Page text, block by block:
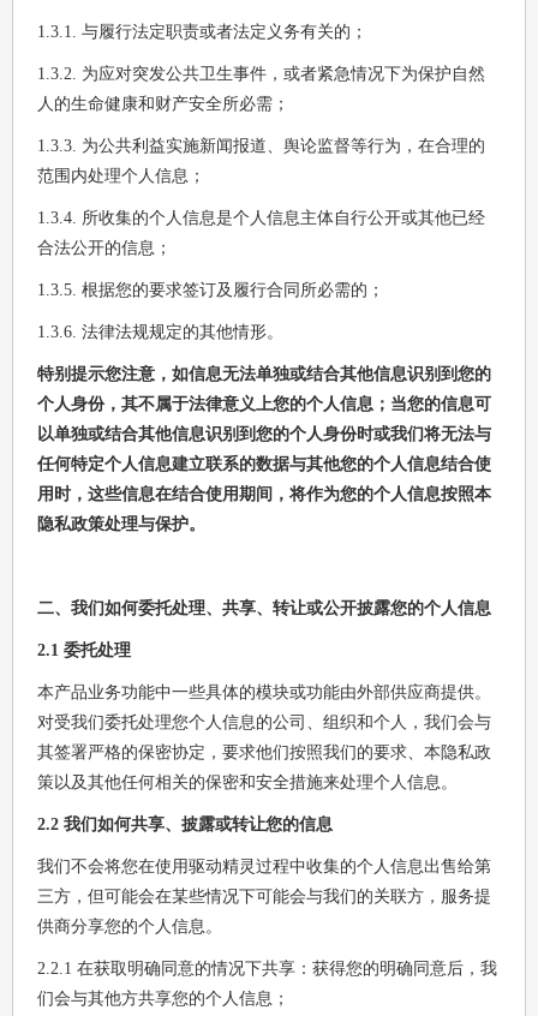
1.3.1. 与履行法定职责或者法定义务有关的；
1.3.2. 为应对突发公共卫生事件，或者紧急情况下为保护自然
人的生命健康和财产安全所必需；
1.3.3. 为公共利益实施新闻报道、舆论监督等行为，在合理的
范围内处理个人信息；
1.3.4. 所收集的个人信息是个人信息主体自行公开或其他已经
合法公开的信息；
1.3.5. 根据您的要求签订及履行合同所必需的；
1.3.6. 法律法规规定的其他情形。
特别提示您注意，如信息无法单独或结合其他信息识别到您的
个人身份，其不属于法律意义上您的个人信息；当您的信息可
以单独或结合其他信息识别到您的个人身份时或我们将无法与
任何特定个人信息建立联系的数据与其他您的个人信息结合使
用时，这些信息在结合使用期间，将作为您的个人信息按照本
隐私政策处理与保护。
二、我们如何委托处理、共享、转让或公开披露您的个人信息
2.1 委托处理
本产品业务功能中一些具体的模块或功能由外部供应商提供。
对受我们委托处理您个人信息的公司、组织和个人，我们会与
其签署严格的保密协定，要求他们按照我们的要求、本隐私政
策以及其他任何相关的保密和安全措施来处理个人信息。
2.2 我们如何共享、披露或转让您的信息
我们不会将您在使用驱动精灵过程中收集的个人信息出售给第
三方，但可能会在某些情况下可能会与我们的关联方，服务提
供商分享您的个人信息。
2.2.1 在获取明确同意的情况下共享：获得您的明确同意后，我
们会与其他方共享您的个人信息；